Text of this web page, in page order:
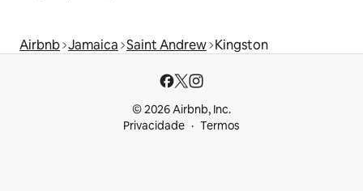
Airbnb Jamaica Saint Andrew Kingston
© 2026 Airbnb, Inc.
Privacidade
Termos